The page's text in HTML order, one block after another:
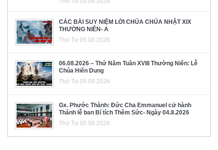
CÁC BÀI SUY NIỆM LỜI CHÚA CHÚA NHẬT XIX
THƯỜNG NIÊN- A
Thứ Tư 05.08.2026
06.08.2026 – Thứ Năm Tuần XVIII Thường Niên: Lễ
Chúa Hiển Dung
Thứ Tư 05.08.2026
Gx. Phước Thành: Đức Cha Emmanuel cử hành
Thánh lễ ban Bí tích Thêm Sức- Ngày 04.8.2026
Thứ Tư 05.08.2026